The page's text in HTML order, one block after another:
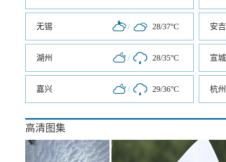
无锡 / 28/37°C 安吉
湖州 / 28/35°C 宣城
嘉兴 / 29/36°C 杭州
高清图集